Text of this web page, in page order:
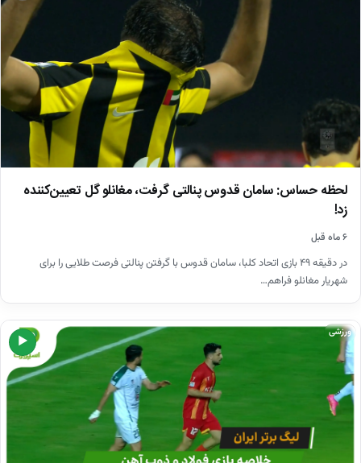
لحظه حساس: سامان قدوس پنالتی گرفت، مغانلو گل تعیین‌کننده
زد!
۶ ماه قبل
در دقیقه ۴۹ بازی اتحاد کلبا، سامان قدوس با گرفتن پنالتی فرصت طلایی را برای
شهریار مغانلو فراهم…
▶
ورزشی